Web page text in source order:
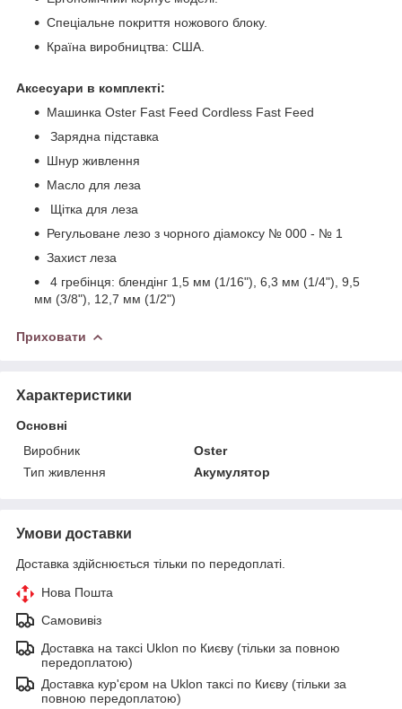
Спеціальне покриття ножового блоку.
Країна виробництва: США.
Аксесуари в комплекті:
Машинка Oster Fast Feed Cordless Fast Feed
Зарядна підставка
Шнур живлення
Масло для леза
Щітка для леза
Регульоване лезо з чорного діамоксу № 000 - № 1
Захист леза
4 гребінця: блендінг 1,5 мм (1/16"), 6,3 мм (1/4"), 9,5
мм (3/8"), 12,7 мм (1/2")
Приховати
Характеристики
Основні
Виробник
Oster
Тип живлення
Акумулятор
Умови доставки
Доставка здійснюється тільки по передоплаті.
Нова Пошта
Самовивіз
Доставка на таксі Uklon по Києву (тільки за повною
передоплатою)
Доставка кур'єром на Uklon таксі по Києву (тільки за
повною передоплатою)